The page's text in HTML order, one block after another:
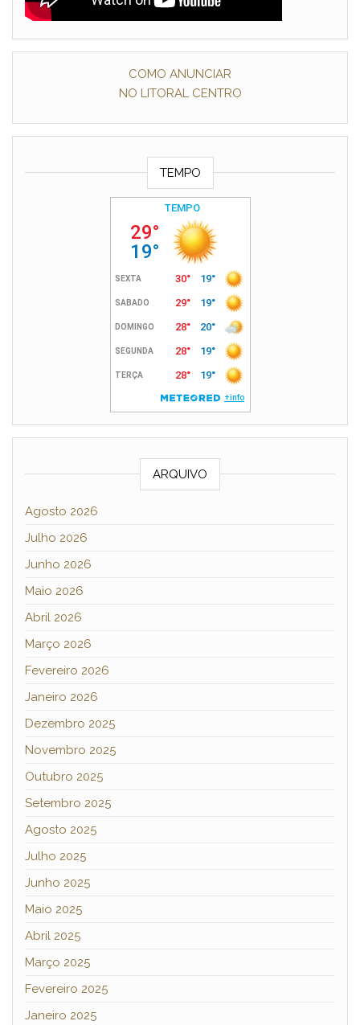
COMO ANUNCIAR
NO LITORAL CENTRO
TEMPO
ARQUIVO
Agosto 2026
Julho 2026
Junho 2026
Maio 2026
Abril 2026
Março 2026
Fevereiro 2026
Janeiro 2026
Dezembro 2025
Novembro 2025
Outubro 2025
Setembro 2025
Agosto 2025
Julho 2025
Junho 2025
Maio 2025
Abril 2025
Março 2025
Fevereiro 2025
Janeiro 2025